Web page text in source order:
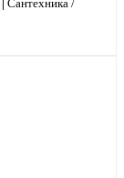
Сантехника /